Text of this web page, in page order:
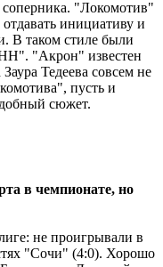
"Локомотив"
инициативу и
В таком стиле были
"Акрон" известен
Тедеева совсем не
пусть и
сюжет.
в чемпионате, но
не проигрывали в
"Сочи" (4:0). Хорошо